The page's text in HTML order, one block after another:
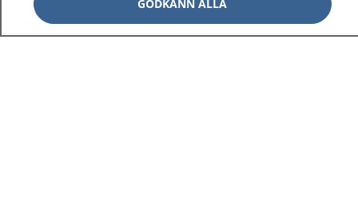
GODKÄNN ALLA